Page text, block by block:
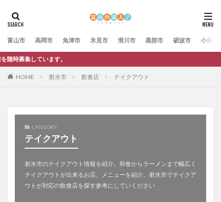
富山市 高岡市 魚津市 氷見市 滑川市 黒部市 砺波市 小矢部
HOME 射水市 飲食店 テイクアウト
CATEGORY
テイクアウト
射水市のテイクアウト情報を紹介。和食からラーメンまで幅広く
テイクアウトが出来るお店、メニューを紹介。射水市でテイクア
ウトが対応の飲食店を探す参考にしていください